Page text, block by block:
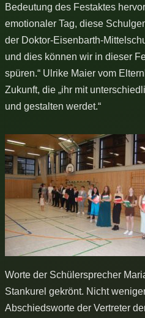
Bedeutung des Festaktes
emotionaler Tag, diese
der Doktor-Eisenbarth-
und dies können wir in dieser
spüren.“ Ulrike Maier vom
Zukunft, die „ihr mit
und gestalten werdet.“
Worte der Schülersprecher
Stankurel gekrönt. Nicht
Abschiedsworte der Vertreter